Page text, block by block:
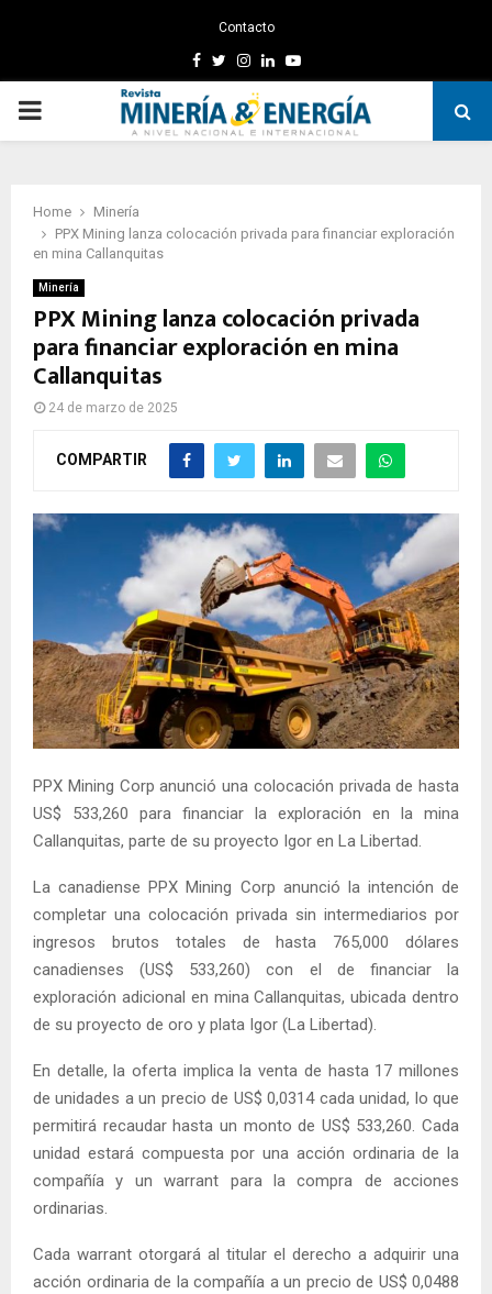
Contacto
Facebook
TwitterInstagram
LinkedinYoutube
PRIMARY
Home
Minería
PPX Mining lanza colocación privada para financiar exploración
en mina Callanquitas
Minería
PPX Mining lanza colocación privada
para financiar exploración en mina
Callanquitas
24 de marzo de 2025
COMPARTIR
PPX Mining Corp anunció una colocación privada de hasta
US$ 533,260 para financiar la exploración en la mina
Callanquitas, parte de su proyecto Igor en La Libertad.
La canadiense PPX Mining Corp anunció la intención de
completar una colocación privada sin intermediarios por
ingresos brutos totales de hasta 765,000 dólares
canadienses (US$ 533,260) con el de financiar la
exploración adicional en mina Callanquitas, ubicada dentro
de su proyecto de oro y plata Igor (La Libertad).
En detalle, la oferta implica la venta de hasta 17 millones
de unidades a un precio de US$ 0,0314 cada unidad, lo que
permitirá recaudar hasta un monto de US$ 533,260. Cada
unidad estará compuesta por una acción ordinaria de la
compañía y un warrant para la compra de acciones
ordinarias.
Cada warrant otorgará al titular el derecho a adquirir una
acción ordinaria de la compañía a un precio de US$ 0,0488